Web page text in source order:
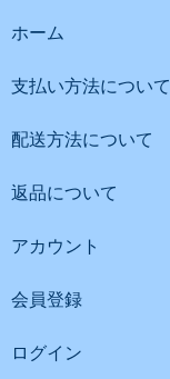
ホーム
支払い方法について
配送方法について
返品について
アカウント
会員登録
ログイン